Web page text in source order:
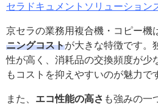
セラドキュメントソリューション
京セラの業務用複合機・コピー機
ニングコストが大きな特徴です。
性が高く、消耗品の交換頻度が少
もコストを抑えやすいのが魅力で
また、 エコ性能の高さ も強みの一